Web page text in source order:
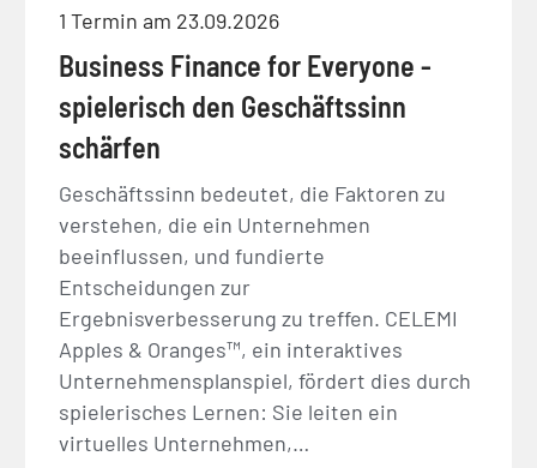
1 Termin am 23.09.2026
Business Finance for Everyone -
spielerisch den Geschäftssinn
schärfen
Geschäftssinn bedeutet, die Faktoren zu
verstehen, die ein Unternehmen
beeinflussen, und fundierte
Entscheidungen zur
Ergebnisverbesserung zu treffen. CELEMI
Apples & Oranges™, ein interaktives
Unternehmensplanspiel, fördert dies durch
spielerisches Lernen: Sie leiten ein
virtuelles Unternehmen,…